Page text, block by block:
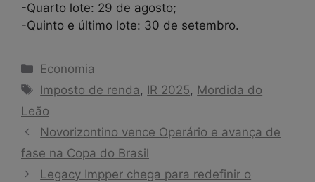
-Quarto lote: 29 de agosto;
-Quinto e último lote: 30 de setembro.
Categorias
Economia
Tags
Imposto de renda , IR 2025, Mordida do
Leão
Novorizontino vence Operário e avança de
fase na Copa do Brasil
Legacy Impper chega para redefinir o